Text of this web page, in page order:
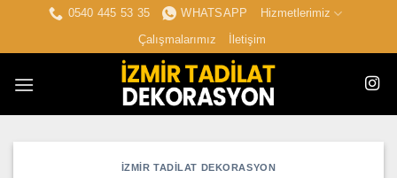
0540 445 53 35 WHATSAPP
Hizmetlerimiz
Çalışmalarımız
İletişim
İZMIR TADILAT DEKORASYON